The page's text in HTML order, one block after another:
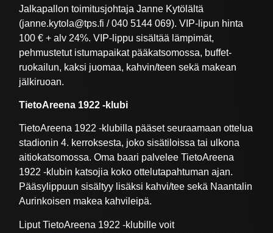
Jalkapallon toimitusjohtaja Janne Kytölältä
(janne.kytola@tps.fi / 040 5144 069). VIP-lipun hinta
100 € + alv 24%. VIP-lippu sisältää lämpimät,
pehmustetut istumapaikat pääkatsomossa, buffet-
ruokailun, kaksi juomaa, kahvin/teen sekä makean
jälkiruoan.
TietoAreena 1922 -klubi
TietoAreena 1922 -klubilla pääset seuraamaan ottelua
stadionin 4. kerroksesta, joko sisätiloissa tai ulkona
aitiokatsomossa. Oma baari palvelee TietoAreena
1922 -klubin katsojia koko ottelutapahtuman ajan.
Pääsylippuun sisältyy lisäksi kahvi/tee sekä Naantalin
Aurinkoisen makea kahvileipä.
Liput TietoAreena 1922 -klubille voit